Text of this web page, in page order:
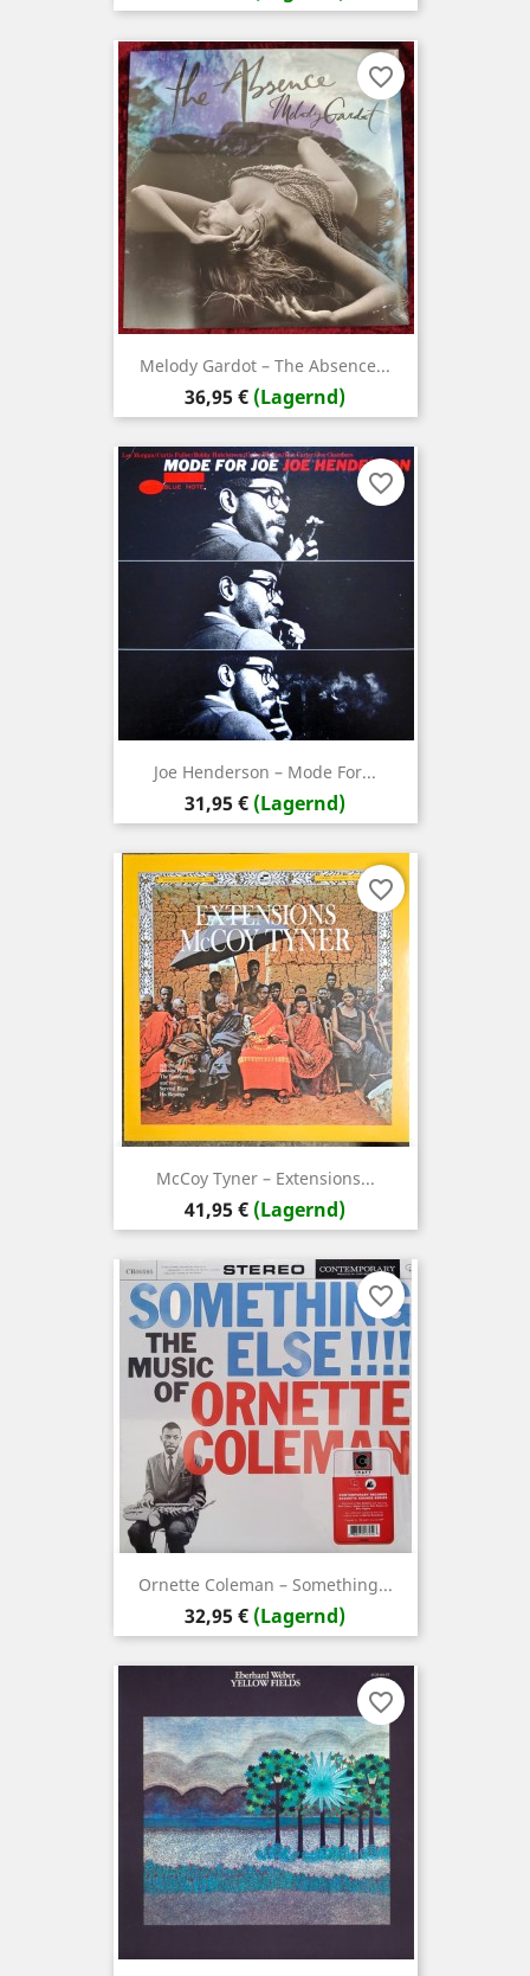
Melody Gardot – The Absence...
Preis
36,95 € (Lagernd)
favorite_border
Joe Henderson – Mode For...
Preis
31,95 € (Lagernd)
favorite_border
McCoy Tyner – Extensions...
Preis
41,95 € (Lagernd)
favorite_border
Ornette Coleman – Something...
Preis
32,95 € (Lagernd)
favorite_border
favorite_border